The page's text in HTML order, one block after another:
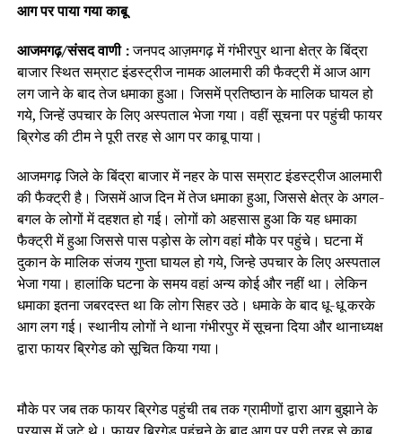
आग पर पाया गया काबू
आजमगढ़/संसद वाणी :जनपद आज़मगढ़ में गंभीरपुर थाना क्षेत्र के बिंद्रा
बाजार स्थित सम्राट इंडस्ट्रीज नामक आलमारी की फैक्ट्री में आज आग
लग जाने के बाद तेज धमाका हुआ। जिसमें प्रतिष्ठान के मालिक घायल हो
गये, जिन्हें उपचार के लिए अस्पताल भेजा गया। वहीं सूचना पर पहुंची फायर
ब्रिगेड की टीम ने पूरी तरह से आग पर काबू पाया।
आजमगढ़ जिले के बिंद्रा बाजार में नहर के पास सम्राट इंडस्ट्रीज आलमारी
की फैक्ट्री है। जिसमें आज दिन में तेज धमाका हुआ, जिससे क्षेत्र के अगल-
बगल के लोगों में दहशत हो गई। लोगों को अहसास हुआ कि यह धमाका
फैक्ट्री में हुआ जिससे पास पड़ोस के लोग वहां मौके पर पहुंचे। घटना में
दुकान के मालिक संजय गुप्ता घायल हो गये, जिन्हे उपचार के लिए अस्पताल
भेजा गया। हालांकि घटना के समय वहां अन्य कोई और नहीं था। लेकिन
धमाका इतना जबरदस्त था कि लोग सिहर उठे। धमाके के बाद धू-धू करके
आग लग गई। स्थानीय लोगों ने थाना गंभीरपुर में सूचना दिया और थानाध्यक्ष
द्वारा फायर ब्रिगेड को सूचित किया गया।
मौके पर जब तक फायर ब्रिगेड पहुंची तब तक ग्रामीणों द्वारा आग बुझाने के